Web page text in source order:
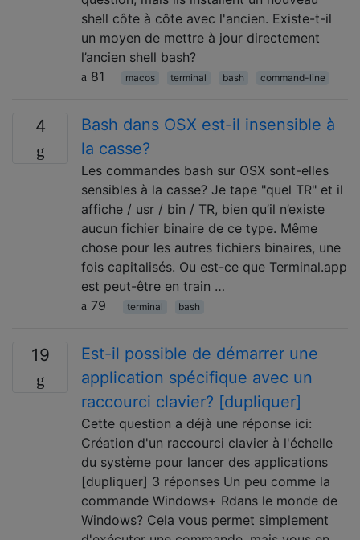
shell côte à côte avec l'ancien. Existe-t-il
un moyen de mettre à jour directement
l’ancien shell bash?
81
macos terminal bash command-line
4
Bash dans OSX est-il insensible à
la casse?
Les commandes bash sur OSX sont-elles
sensibles à la casse? Je tape "quel TR" et il
affiche / usr / bin / TR, bien qu’il n’existe
aucun fichier binaire de ce type. Même
chose pour les autres fichiers binaires, une
fois capitalisés. Ou est-ce que Terminal.app
est peut-être en train …
79
terminal bash
19
Est-il possible de démarrer une
application spécifique avec un
raccourci clavier? [dupliquer]
Cette question a déjà une réponse ici:
Création d'un raccourci clavier à l'échelle
du système pour lancer des applications
[dupliquer] 3 réponses Un peu comme la
commande Windows+ Rdans le monde de
Windows? Cela vous permet simplement